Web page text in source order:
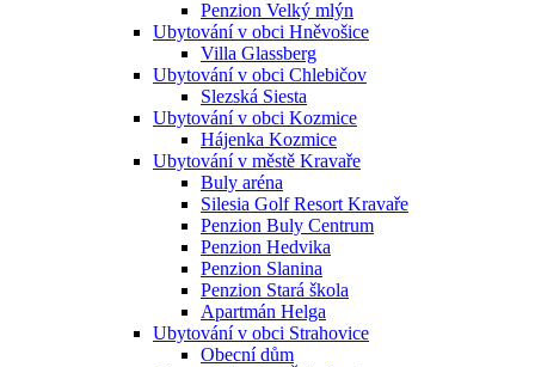
Penzion Velký mlýn
Ubytování v obci Hněvošice
Villa Glassberg
Ubytování v obci Chlebičov
Slezská Siesta
Ubytování v obci Kozmice
Hájenka Kozmice
Ubytování v městě Kravaře
Buly aréna
Silesia Golf Resort Kravaře
Penzion Buly Centrum
Penzion Hedvika
Penzion Slanina
Penzion Stará škola
Apartmán Helga
Ubytování v obci Strahovice
Obecní dům